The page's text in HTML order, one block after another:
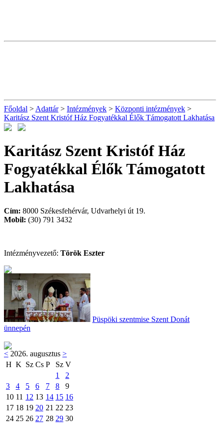
Főoldal > Adattár> Intézmények > Központi intézmények >
Karitász Szent Kristóf Ház Fogyatékkal Élők Támogatott Lakhatása
Karitász Szent Kristóf Ház
Fogyatékkal Élők Támogatott
Lakhatása
Cím: 8000 Székesfehérvár, Udvarhelyi út 19.
Mobil: (30) 791 3432
Intézményvezető: Török Eszter
Püspöki szentmise Szent Donát
ünnepén
< 2026. augusztus >
H K Sz Cs P Sz V
1
2
3
4 5 6 7 8
9
10 11 12 13 14 15 16
17 18 19 20 21 22 23
24 25 26 27 28 29 30